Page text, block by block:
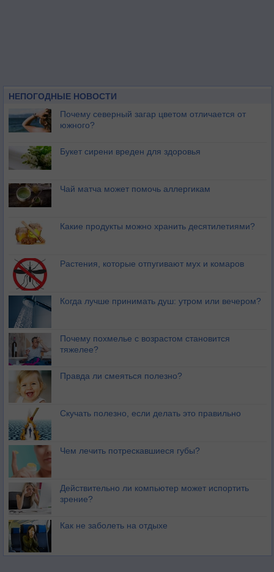
НЕПОГОДНЫЕ НОВОСТИ
Почему северный загар цветом отличается от
южного?
Букет сирени вреден для здоровья
Чай матча может помочь аллергикам
Какие продукты можно хранить десятилетиями?
Растения, которые отпугивают мух и комаров
Когда лучше принимать душ: утром или вечером?
Почему похмелье с возрастом становится
тяжелее?
Правда ли смеяться полезно?
Скучать полезно, если делать это правильно
Чем лечить потрескавшиеся губы?
Действительно ли компьютер может испортить
зрение?
Как не заболеть на отдыхе